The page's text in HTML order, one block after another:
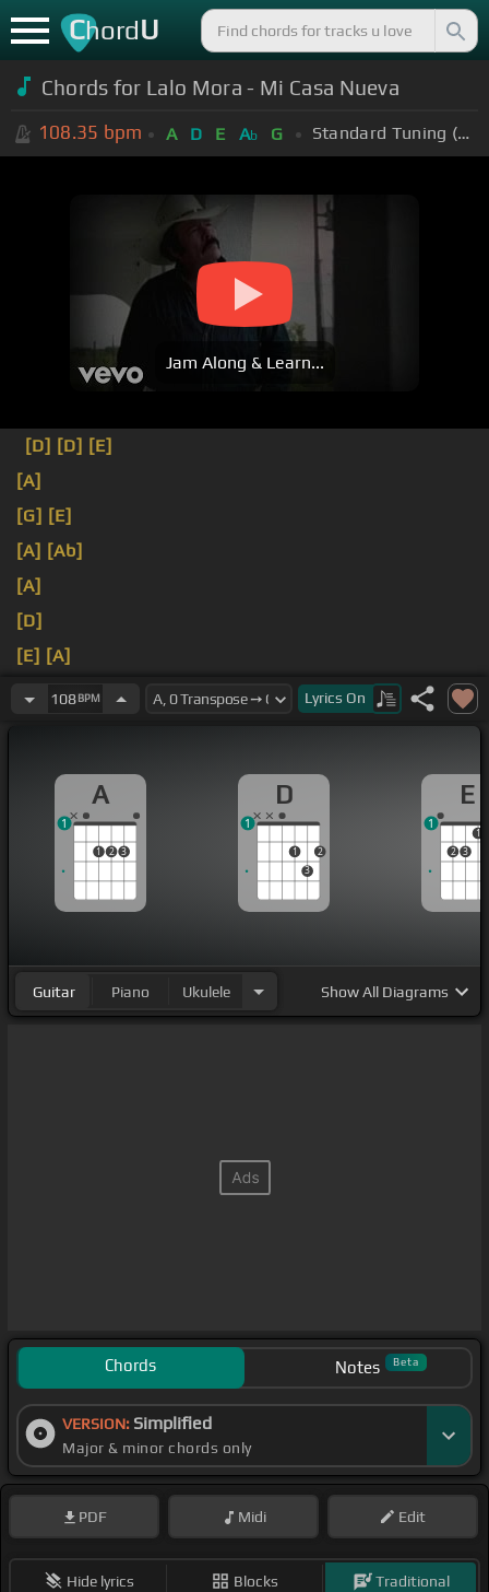
ChordU
Chords for Lalo Mora - Mi Casa Nueva
108.35 bpm A D E Ab G Standard Tuning (EADGBE)
Jam Along & Learn...
[D] [D] [E]
[A]
[G] [E]
[A] [Ab]
[A]
[D]
[E] [A]
108BPM Lyrics On
A
1 2 3
1
D
1
3
2
1
E
2 3
1
1
Guitar Piano Ukulele ShowAll Diagrams
Chords Notes Beta
VERSION: Simplified
Major & minor chords only
PDF Midi Edit
Hide lyrics Blocks Traditional